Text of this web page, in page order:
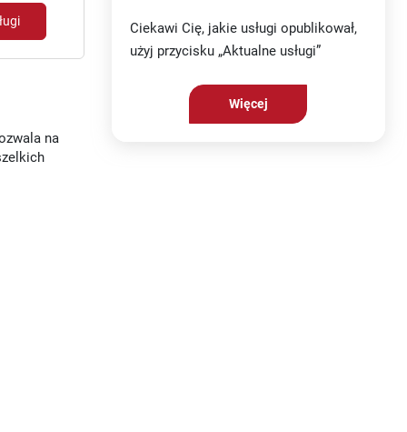
na
Ciekawi Cię, jakie usługi opublikował,
użyj przycisku „Aktualne usługi”
Więcej